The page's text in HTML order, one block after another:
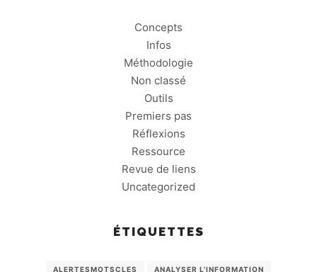
Concepts
Infos
Méthodologie
Non classé
Outils
Premiers pas
Réflexions
Ressource
Revue de liens
Uncategorized
ÉTIQUETTES
ALERTESMOTSCLES ANALYSER L'INFORMATION